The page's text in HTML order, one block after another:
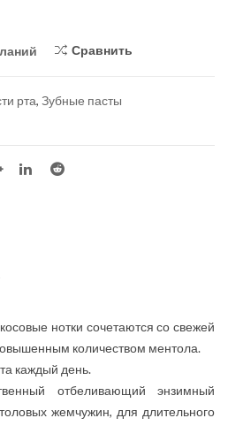
Сравнить
рта, Зубные пасты
нотки сочетаются со свежей
количеством ментола.
каждый день.
отбеливающий энзимный
жемчужин, для длительного